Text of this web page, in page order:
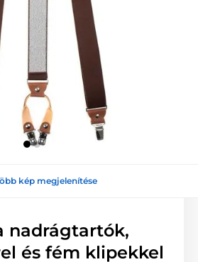
kép megjelenítése
nadrágtartók,
és fém klipekkel